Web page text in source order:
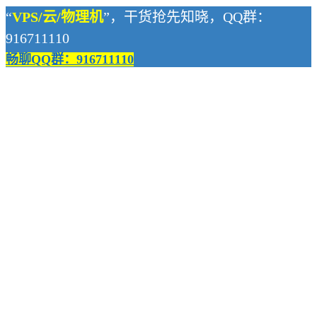
“VPS/云/物理机”，干货抢先知晓，QQ群：
916711110
畅聊QQ群：916711110